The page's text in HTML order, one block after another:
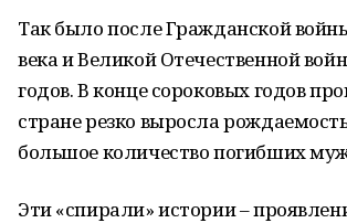
Так было после Гражданской
века и Великой Отечественной
годов. В конце сороковых годов
стране резко выросла
большое количество погибших
Эти «спирали» истории –